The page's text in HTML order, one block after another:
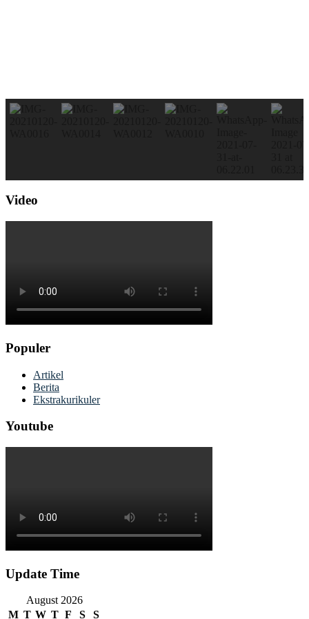
Video
Populer
Artikel
Berita
Ekstrakurikuler
Youtube
Update Time
August 2026
M T W T F S S